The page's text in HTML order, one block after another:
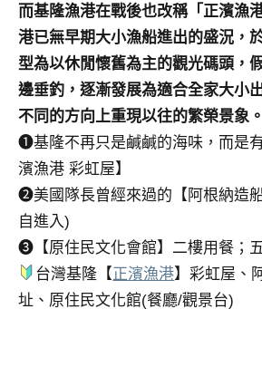
而基隆漁港在戰後也改稱「正濱漁
港已無早期大小漁船進出的盛況，
型為以休閒懷舊為主的觀光碼頭，
邊垂釣，逐漸發展為適合全家大小
不同的方向上重現以往的繁榮景象。
❶基隆不再只是鹹鹹的海味，而是
濱漁港 彩虹屋】
❷美國隊長曾經來過的【阿根納造
自進入)
❸【原住民文化會館】二樓用餐；
台灣基隆【正濱漁港】彩虹屋、
址、原住民文化館(餐廳/觀景台)